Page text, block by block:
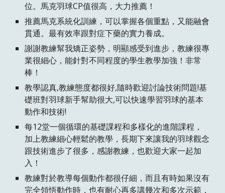
位。馬克羽球CP值很高，大力推薦！
推薦馬克系統化訓練，可以掌握各個重點，又能融會
貫通。最有效率跟對症下藥的實力養成。
謝謝教練幫我矯正姿勢，明顯感受到進步，教練很專
業很細心，能針對不同程度的學生教學加強！非常
棒！
教學認真,教練態度都很好,隨時歡迎討論技術問題!基
礎班對羽球新手幫助很大,可以快速學習羽球的基本
動作和技術!
每12堂一個循環的基礎課程和多樣化的進階課程，
加上教練細心輕鬆的教學，長期下來讓我的羽球觀念
跟技術進步了很多，感謝教練，也歡迎大家一起加
入！
教練對於教導每個動作都很仔細，而且有時如果沒有
完全領悟動作時，也有耐心再多講幾次和多次示範，